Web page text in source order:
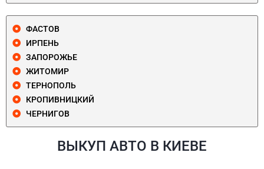
ФАСТОВ
ИРПЕНЬ
ЗАПОРОЖЬЕ
ЖИТОМИР
ТЕРНОПОЛЬ
КРОПИВНИЦКИЙ
ЧЕРНИГОВ
ВЫКУП АВТО В КИЕВЕ